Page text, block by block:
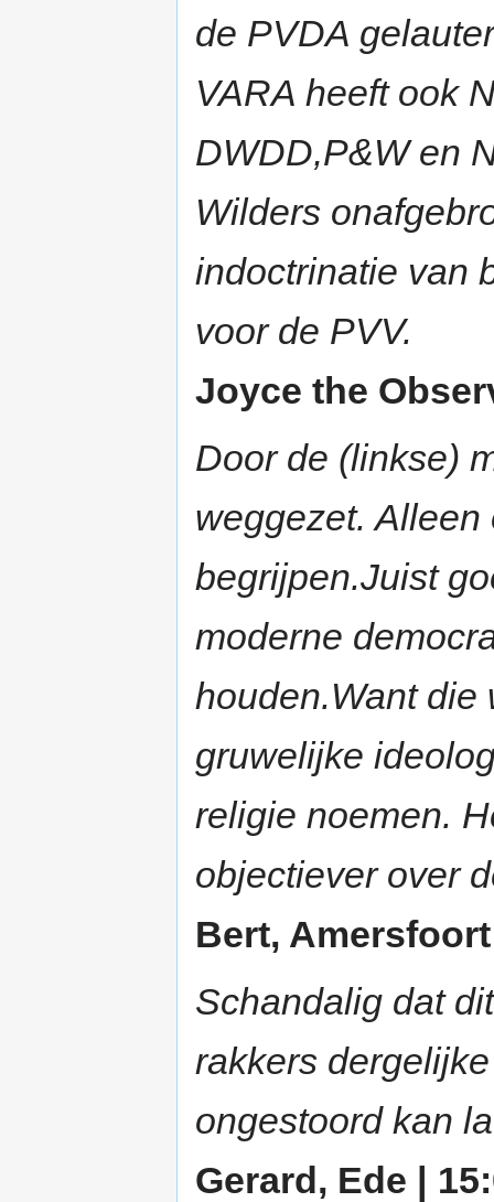
de PVDA
VARA heeft ook
DWDD,P&W en
Wilders
indoctrinatie van
voor de PVV.
Joyce the
Door de (linkse)
weggezet.
begrijpen.Juist
moderne
houden.Want die
gruwelijke
religie noemen.
objectiever over
Bert,
Schandalig dat
rakkers
ongestoord kan
Gerard, Ede |